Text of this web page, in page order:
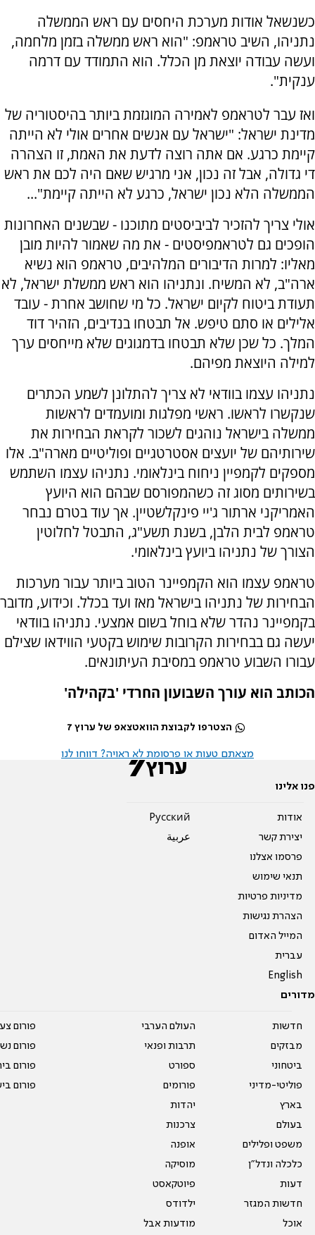
כשנשאל אודות מערכת היחסים עם ראש הממשלה
נתניהו, השיב טראמפ: "הוא ראש ממשלה בזמן מלחמה,
ועשה עבודה יוצאת מן הכלל. הוא התמודד עם דרמה
ענקית".
ואז עבר לטראמפ לאמירה המוגזמת ביותר בהיסטוריה של
מדינת ישראל: "ישראל עם אנשים אחרים אולי לא הייתה
קיימת כרגע. אם אתה רוצה לדעת את האמת, זו הצהרה
די גדולה, אבל זה נכון, אני מרגיש שאם היה לכם את ראש
הממשלה הלא נכון ישראל, כרגע לא הייתה קיימת"...
אולי צריך להזכיר לביביסטים מתוכנו - שבשנים האחרונות
הופכים גם לטראמפיסטים - את מה שאמור להיות מובן
מאליו: למרות הדיבורים המלהיבים, טראמפ הוא נשיא
ארה"ב, לא המשיח. ונתניהו הוא ראש ממשלת ישראל, לא
תעודת ביטוח לקיום ישראל. כל מי שחושב אחרת - עובד
אלילים או סתם טיפש. אל תבטחו בנדיבים, הזהיר דוד
המלך. כל שכן שלא תבטחו בדמגוגים שלא מייחסים ערך
למילה היוצאת מפיהם.
נתניהו עצמו בוודאי לא צריך להתלונן לשמע הכתרים
שנקשרו לראשו. ראשי מפלגות ומועמדים לראשות
ממשלה בישראל נוהגים לשכור לקראת הבחירות את
שירותיהם של יועצים אסטרטגיים ופוליטיים מארה"ב. אלו
מספקים לקמפיין ניחוח בינלאומי. נתניהו עצמו השתמש
בשירותים מסוג זה כשהמפורסם שבהם הוא היועץ
האמריקני ארתור ג'יי פינקלשטיין. אך עוד בטרם נבחר
טראמפ לבית הלבן, בשנת תשע"ג, התבטל לחלוטין
הצורך של נתניהו ביועץ בינלאומי.
טראמפ עצמו הוא הקמפיינר הטוב ביותר עבור מערכות
הבחירות של נתניהו בישראל מאז ועד בכלל. וכידוע, מדובר
בקמפיינר נהדר שלא בוחל בשום אמצעי. נתניהו בוודאי
יעשה גם בבחירות הקרובות שימוש בקטעי הווידאו שצילם
עבורו השבוע טראמפ במסיבת העיתונאים.
הכותב הוא עורך השבועון החרדי 'בקהילה'
הצטרפו לקבוצת הוואטצאפ של ערוץ 7
מצאתם טעות או פרסומת לא ראויה? דווחו לנו
פנו אלינו
אודות
יצירת קשר
פרסמו אצלנו
תנאי שימוש
מדיניות פרטיות
הצהרת נגישות
המייל האדום
עברית
English
Pусский
عربية
מדורים
חדשות
מבזקים
ביטחוני
פוליטי-מדיני
בארץ
בעולם
משפט ופלילים
כלכלה ונדל"ן
דעות
חדשות המגזר
אוכל
העולם הערבי
תרבות ופנאי
ספורט
פורומים
יהדות
צרכנות
אופנה
מוסיקה
פיוטקאסט
ילדודס
מודעות אבל
פורום
פורום
פורום
פורום